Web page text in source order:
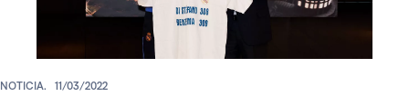
NOTICIA. 11/03/2022